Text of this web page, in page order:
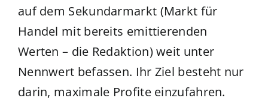
auf dem Sekundarmarkt (Markt für
Handel mit bereits emittierenden
Werten – die Redaktion) weit unter
Nennwert befassen. Ihr Ziel besteht nur
darin, maximale Profite einzufahren.